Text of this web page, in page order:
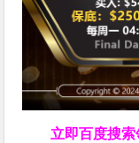
立即百度搜索